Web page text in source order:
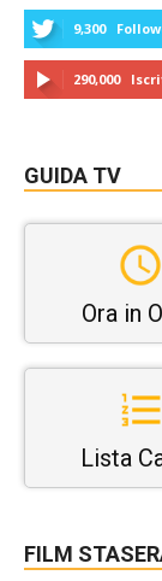
9,300
290,000
GUIDA TV
Ora in
Lista
FILM